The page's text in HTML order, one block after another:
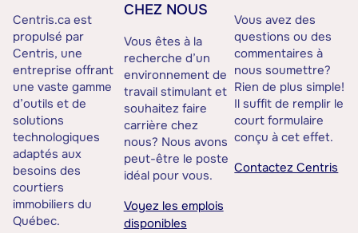
Centris.ca est
propulsé par
Centris, une
entreprise offrant
une vaste gamme
d’outils et de
solutions
technologiques
adaptés aux
besoins des
courtiers
immobiliers du
Québec.
CHEZ NOUS
Vous êtes à la
recherche d’un
environnement de
travail stimulant et
souhaitez faire
carrière chez
nous? Nous avons
peut-être le poste
idéal pour vous.
Voyez les emplois
disponibles
Vous avez des
questions ou des
commentaires à
nous soumettre?
Rien de plus simple!
Il suffit de remplir le
court formulaire
conçu à cet effet.
Contactez Centris